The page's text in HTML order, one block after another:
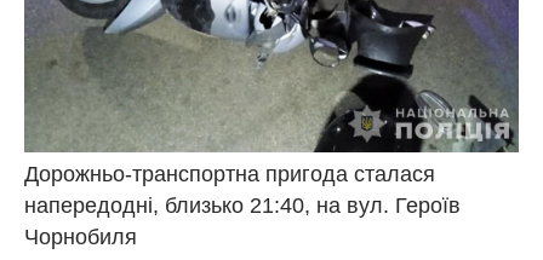
Дорожньо-транспортна пригода сталася
напередодні, близько 21:40, на вул. Героїв
Чорнобиля